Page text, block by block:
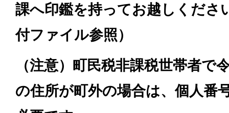
課へ印鑑を持ってお越しくださ
付ファイル参照）
（注意）町民税非課税世帯者で
の住所が町外の場合は、個人番